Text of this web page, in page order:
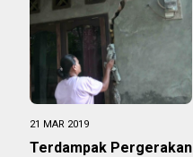
21 MAR 2019
Terdampak Pergerakan